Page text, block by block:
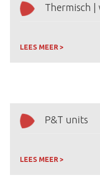
Thermisch |
LEES MEER >
P&T units
LEES MEER >